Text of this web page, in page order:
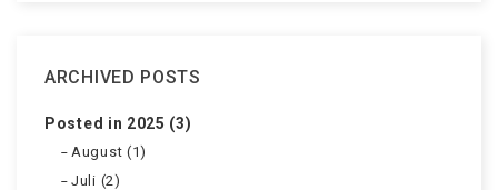
ARCHIVED POSTS
Posted in 2025 (3)
August (1)
Juli (2)